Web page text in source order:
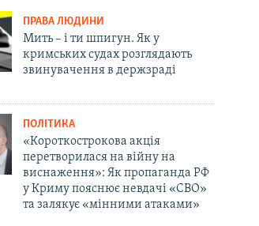
ПРАВА ЛЮДИНИ
Мить – і ти шпигун. Як у
кримських судах розглядають
звинувачення в держзраді
ПОЛІТИКА
«Короткострокова акція
перетворилася на війну на
виснаження»: Як пропаганда РФ
у Криму пояснює невдачі «СВО»
та залякує «мінними атаками»